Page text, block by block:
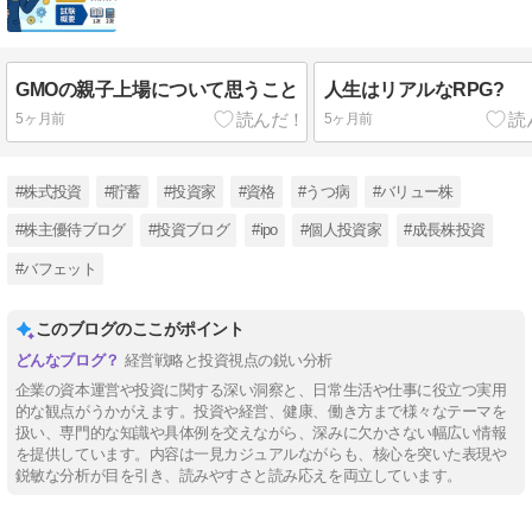
GMOの親子上場について思うこと
5ヶ月前
人生はリアルなRPG?
5ヶ月前
#株式投資 #貯蓄 #投資家 #資格 #うつ病 #バリュー株
#株主優待ブログ #投資ブログ #ipo #個人投資家 #成長株投資
#バフェット
このブログのここがポイント
経営戦略と投資視点の鋭い分析
企業の資本運営や投資に関する深い洞察と、日常生活や仕事に役立つ実用
的な観点がうかがえます。投資や経営、健康、働き方まで様々なテーマを
扱い、専門的な知識や具体例を交えながら、深みに欠かさない幅広い情報
を提供しています。内容は一見カジュアルながらも、核心を突いた表現や
鋭敏な分析が目を引き、読みやすさと読み応えを両立しています。